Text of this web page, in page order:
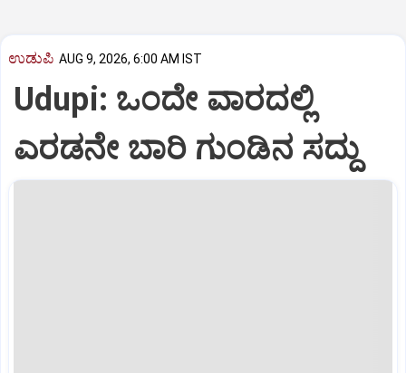
ಉಡುಪಿ AUG 9, 2026, 6:00 AM IST
Udupi: ಒಂದೇ ವಾರದಲ್ಲಿ
ಎರಡನೇ ಬಾರಿ ಗುಂಡಿನ ಸದ್ದು